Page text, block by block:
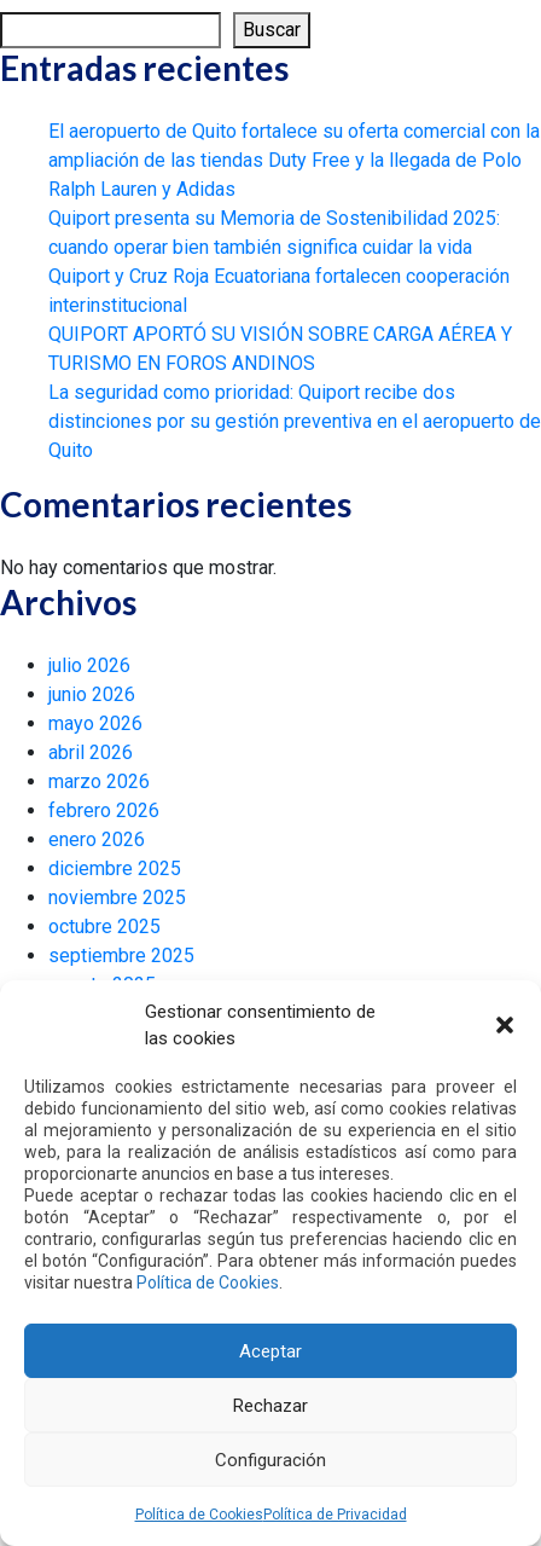
Gestionar consentimiento de
las cookies
Utilizamos cookies estrictamente necesarias para proveer el
debido funcionamiento del sitio web, así como cookies relativas
al mejoramiento y personalización de su experiencia en el sitio
web, para la realización de análisis estadísticos así como para
proporcionarte anuncios en base a tus intereses.
Puede aceptar o rechazar todas las cookies haciendo clic en el
botón “Aceptar” o “Rechazar” respectivamente o, por el
contrario, configurarlas según tus preferencias haciendo clic en
el botón “Configuración”. Para obtener más información puedes
visitar nuestra Política de Cookies
Aceptar
Rechazar
Configuración
Política de Cookies Política de Privacidad
Buscar
Entradas recientes
El aeropuerto de Quito fortalece su oferta comercial con la
ampliación de las tiendas Duty Free y la llegada de Polo
Ralph Lauren y Adidas
Quiport presenta su Memoria de Sostenibilidad 2025:
cuando operar bien también significa cuidar la vida
Quiport y Cruz Roja Ecuatoriana fortalecen cooperación
interinstitucional
QUIPORT APORTÓ SU VISIÓN SOBRE CARGA AÉREA Y
TURISMO EN FOROS ANDINOS
La seguridad como prioridad: Quiport recibe dos
distinciones por su gestión preventiva en el aeropuerto de
Quito
Comentarios recientes
No hay comentarios que mostrar.
Archivos
julio 2026
junio 2026
mayo 2026
abril 2026
marzo 2026
febrero 2026
enero 2026
diciembre 2025
noviembre 2025
octubre 2025
septiembre 2025
agosto 2025
abril 2025
marzo 2025
febrero 2025
enero 2025
noviembre 2024
octubre 2024
septiembre 2024
enero 2024